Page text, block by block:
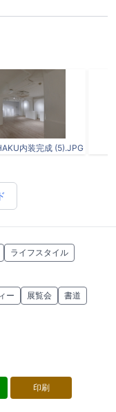
内装完成 (5).JPG
ライフスタイル
ー 展覧会
書道
印刷